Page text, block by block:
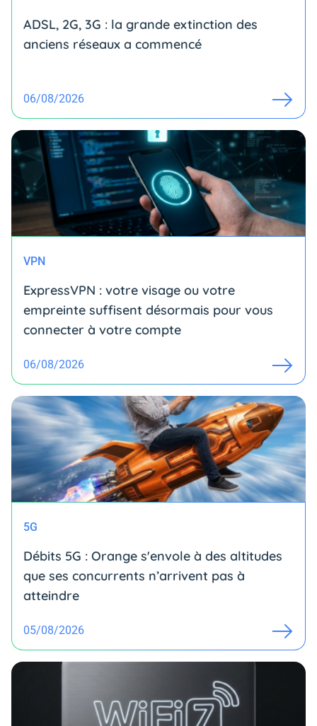
ADSL, 2G, 3G : la grande extinction des
anciens réseaux a commencé
06/08/2026
VPN
ExpressVPN : votre visage ou votre
empreinte suffisent désormais pour vous
connecter à votre compte
06/08/2026
5G
Débits 5G : Orange s'envole à des altitudes
que ses concurrents n’arrivent pas à
atteindre
05/08/2026